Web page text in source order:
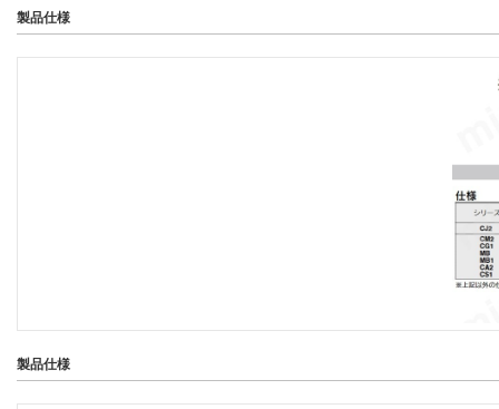
製品仕様
製品仕様